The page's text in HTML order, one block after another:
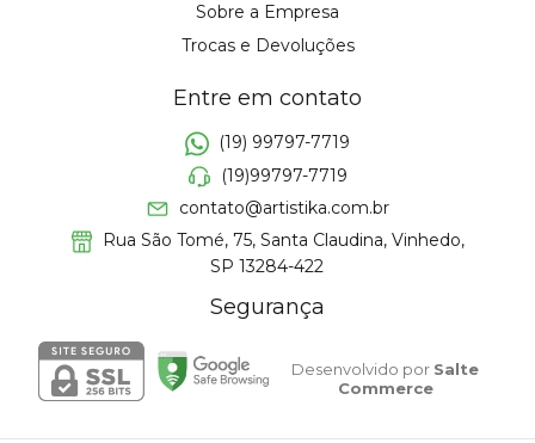
Sobre a Empresa
Trocas e Devoluções
Entre em contato
(19) 99797-7719
(19)99797-7719
contato@artistika.com.br
Rua São Tomé, 75, Santa Claudina, Vinhedo,
SP 13284-422
Segurança
Desenvolvido por Salte
Commerce